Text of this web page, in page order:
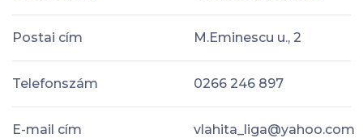
Postai cím M.Eminescu u., 2
Telefonszám 0266 246 897
E-mail cím vlahita_liga@yahoo.com